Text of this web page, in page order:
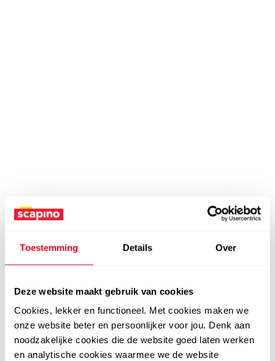
Toestemming Details Over
Deze website maakt gebruik van cookies
Cookies, lekker en functioneel. Met cookies maken we
onze website beter en persoonlijker voor jou. Denk aan
noodzakelijke cookies die de website goed laten werken
en analytische cookies waarmee we de website